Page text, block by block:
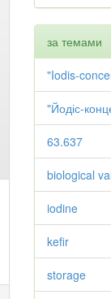
за темами
"Iodis-
"Йодіс-
63.637
biological
iodine
kefir
storage